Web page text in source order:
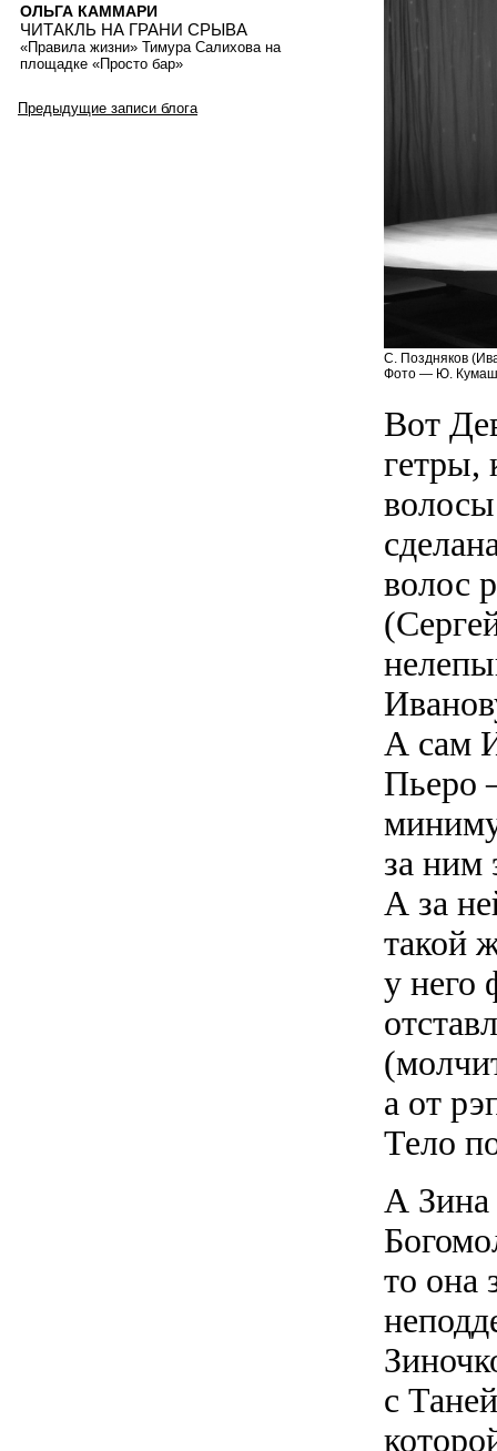
С. Поздняков
Фото — Ю.
Вот
гетры,
волос
А сам
Пьеро
за ним
А за
такой
у него
а от
Тело
А
то она
с
ОЛЬГА КАММАРИ
ЧИТАКЛЬ НА ГРАНИ СРЫВА
«Правила жизни» Тимура Салихова на
площадке «Просто бар»
Предыдущие записи блога